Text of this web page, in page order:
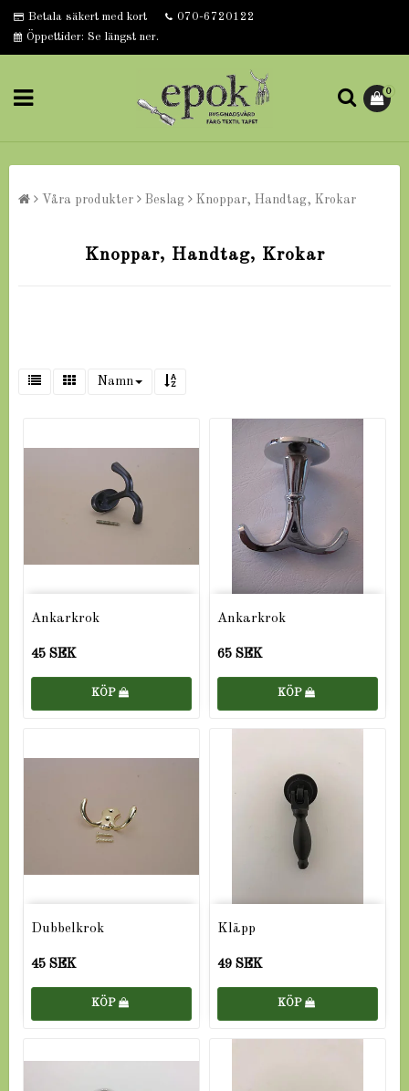
Betala säkert med kort
070-6720122
Öppettider: Se längst ner.
0
Våra produkter Beslag Knoppar, Handtag, Krokar
Knoppar, Handtag, Krokar
Namn
Ankarkrok
45 SEK
KÖP
Ankarkrok
65 SEK
KÖP
Dubbelkrok
45 SEK
KÖP
Kläpp
49 SEK
KÖP